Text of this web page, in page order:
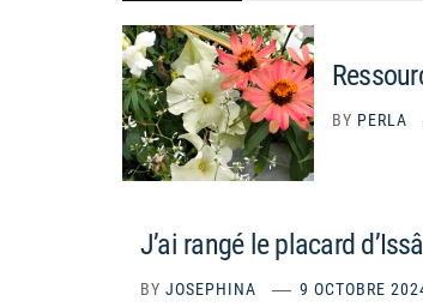
BY PERLA
J’ai rangé le placard
BY JOSEPHINA 9 OCTOBRE